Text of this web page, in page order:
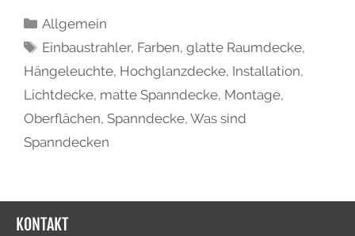
Allgemein
Einbaustrahler, Farben,glatte Raumdecke,
Hängeleuchte, Hochglanzdecke, Installation,
Lichtdecke, matte Spanndecke, Montage,
Oberflächen, Spanndecke, Was sind
Spanndecken
KONTAKT